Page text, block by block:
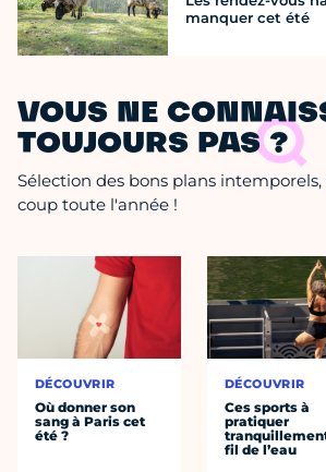
manquer cet été
VOUS NE
TOUJOURS PAS ?
Sélection des bons plans
coup toute l'année !
DÉCOUVRIR
Où donner son
sang à Paris cet
été ?
DÉCOUVRIR
Ces sports à
pratiquer
fil de l’eau